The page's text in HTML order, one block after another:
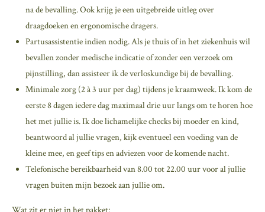
na de bevalling. Ook krijg je een uitgebreide uitleg over
draagdoeken en ergonomische dragers.
Partusassistentie indien nodig. Als je thuis of in het ziekenhuis wil
bevallen zonder medische indicatie of zonder een verzoek om
pijnstilling, dan assisteer ik de verloskundige bij de bevalling.
Minimale zorg (2 à 3 uur per dag) tijdens je kraamweek. Ik kom de
eerste 8 dagen iedere dag maximaal drie uur langs om te horen hoe
het met jullie is. Ik doe lichamelijke checks bij moeder en kind,
beantwoord al jullie vragen, kijk eventueel een voeding van de
kleine mee, en geef tips en adviezen voor de komende nacht.
Telefonische bereikbaarheid van 8.00 tot 22.00 uur voor al jullie
vragen buiten mijn bezoek aan jullie om.